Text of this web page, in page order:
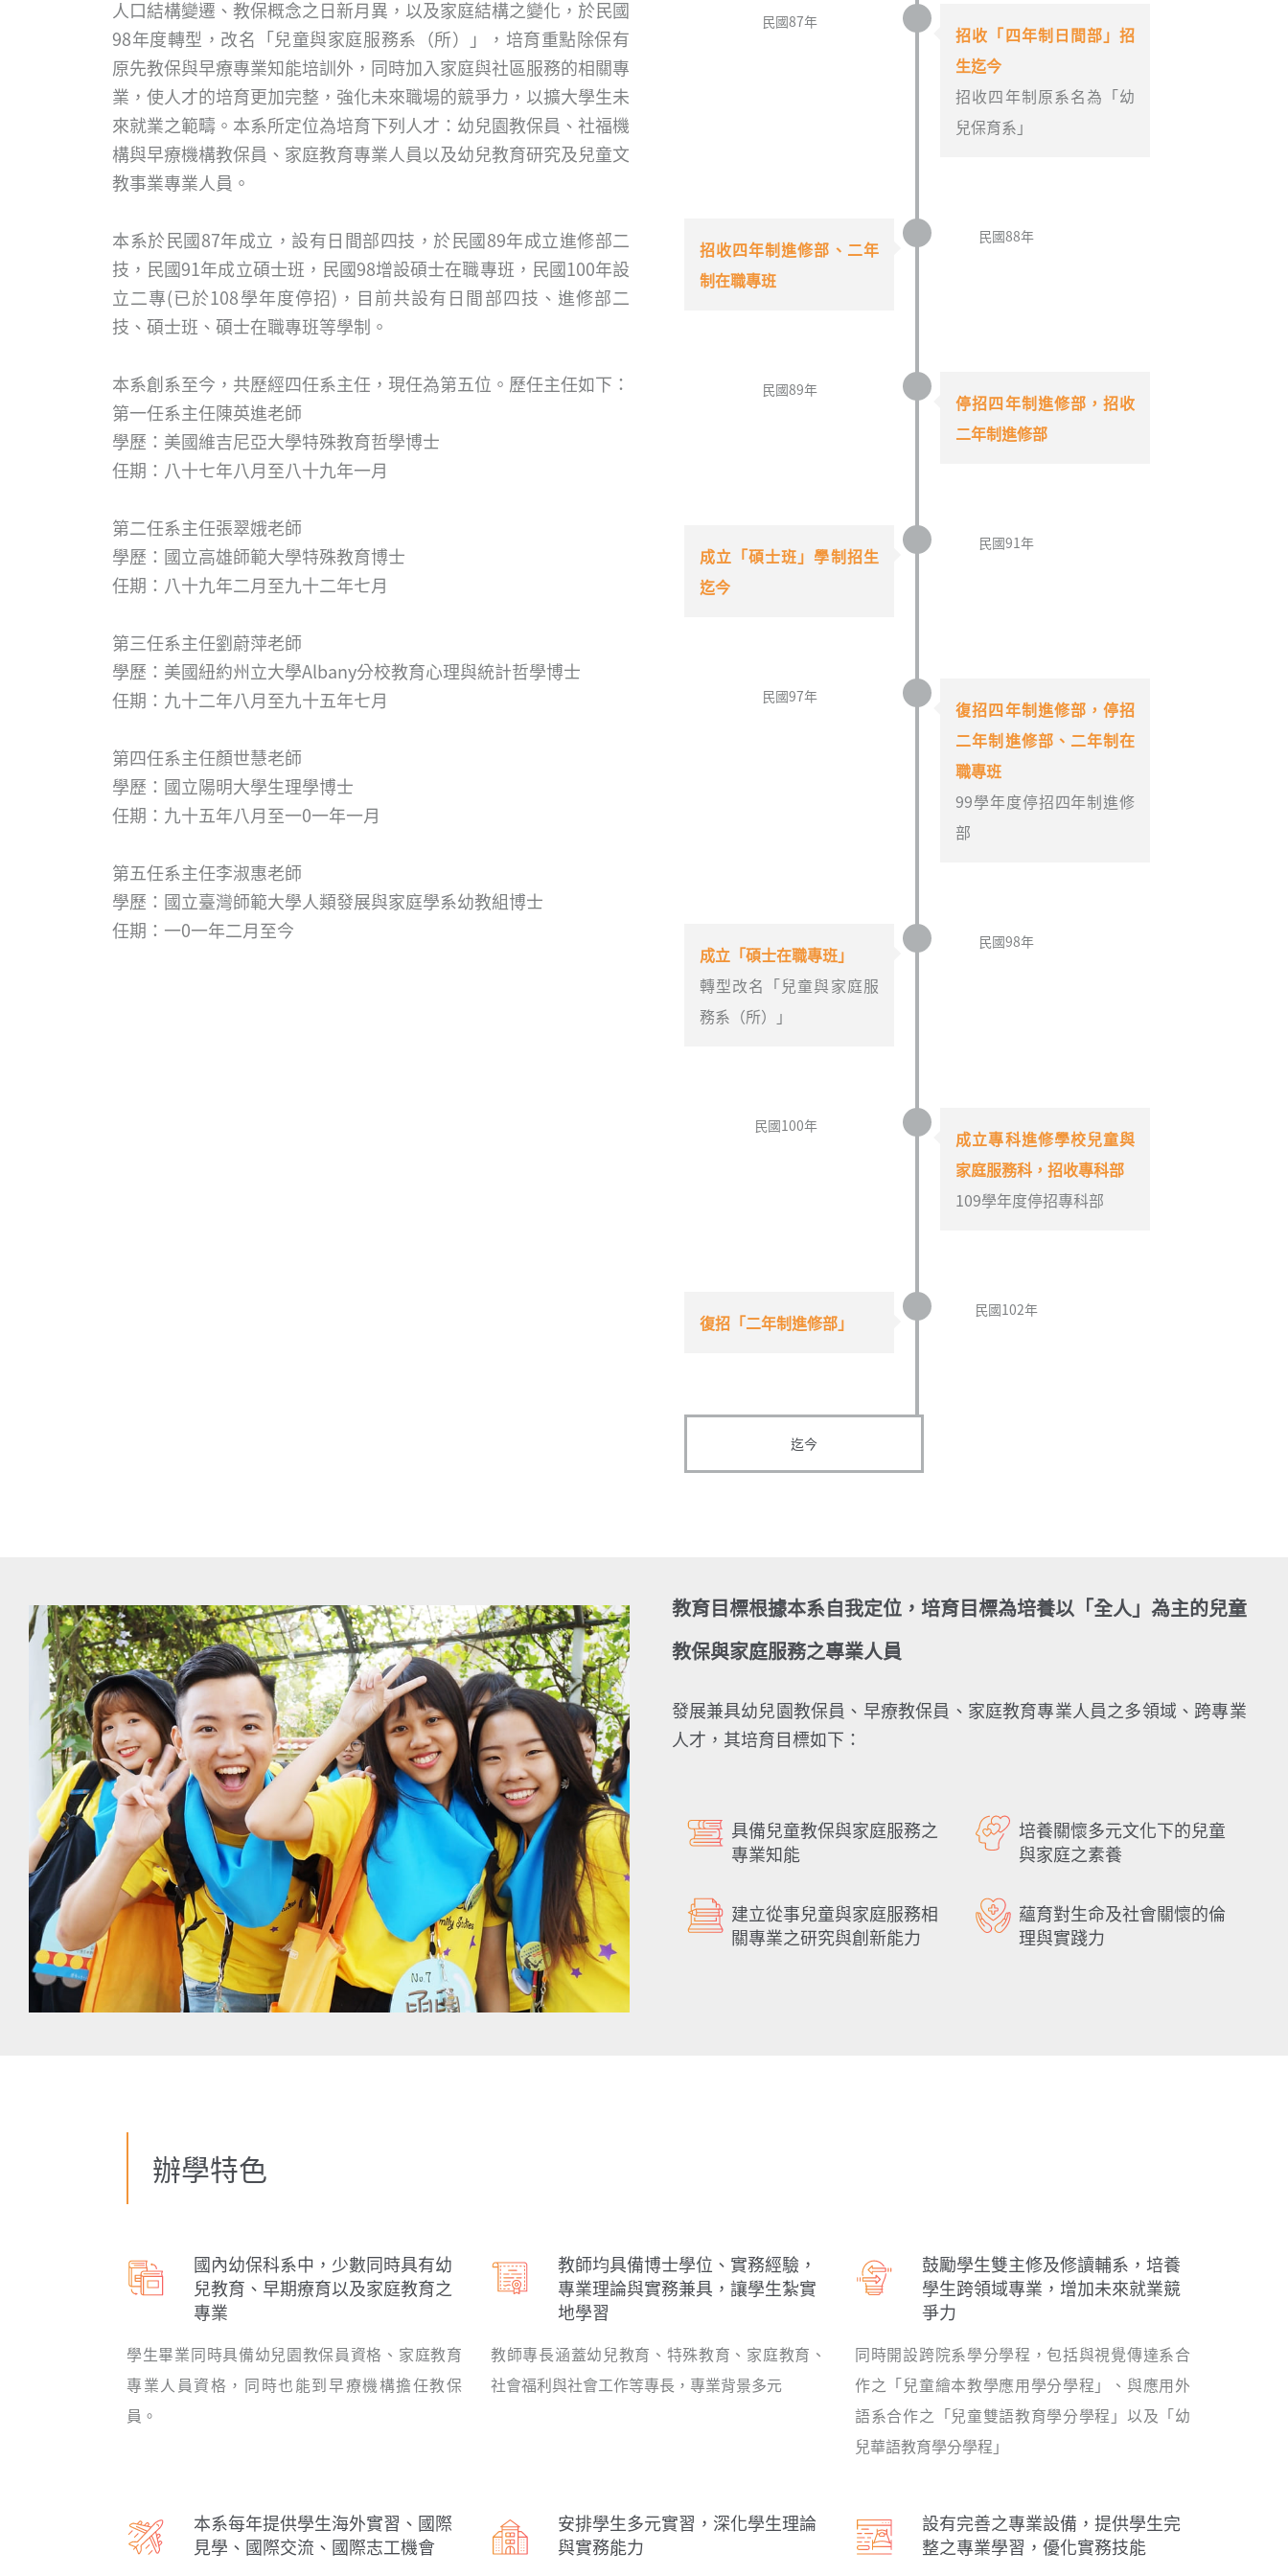
人口結構變遷、教保概念之日新月異，以及家庭結構之變化，於民國
98年度轉型，改名「兒童與家庭服務系（所）」，培育重點除保有
原先教保與早療專業知能培訓外，同時加入家庭與社區服務的相關專
業，使人才的培育更加完整，強化未來職場的競爭力，以擴大學生未
來就業之範疇。本系所定位為培育下列人才：幼兒園教保員、社福機
構與早療機構教保員、家庭教育專業人員以及幼兒教育研究及兒童文
教事業專業人員。
本系於民國87年成立，設有日間部四技，於民國89年成立進修部二
技，民國91年成立碩士班，民國98增設碩士在職專班，民國100年設
立二專(已於108學年度停招)，目前共設有日間部四技、進修部二
技、碩士班、碩士在職專班等學制。
本系創系至今，共歷經四任系主任，現任為第五位。歷任主任如下：
第一任系主任陳英進老師
學歷：美國維吉尼亞大學特殊教育哲學博士
任期：八十七年八月至八十九年一月
第二任系主任張翠娥老師
學歷：國立高雄師範大學特殊教育博士
任期：八十九年二月至九十二年七月
第三任系主任劉蔚萍老師
學歷：美國紐約州立大學Albany分校教育心理與統計哲學博士
任期：九十二年八月至九十五年七月
第四任系主任顏世慧老師
學歷：國立陽明大學生理學博士
任期：九十五年八月至一0一年一月
第五任系主任李淑惠老師
學歷：國立臺灣師範大學人類發展與家庭學系幼教組博士
任期：一0一年二月至今
招收「四年制日間部」招
生迄今
招收四年制原系名為「幼
兒保育系」
民國87年
招收四年制進修部、二年
制在職專班
民國88年
停招四年制進修部，招收
二年制進修部
民國89年
成立「碩士班」學制招生
迄今
民國91年
復招四年制進修部，停招
二年制進修部、二年制在
職專班
99學年度停招四年制進修
部
民國97年
成立「碩士在職專班」
轉型改名「兒童與家庭服
務系（所）」
民國98年
成立專科進修學校兒童與
家庭服務科，招收專科部
109學年度停招專科部
民國100年
復招「二年制進修部」
民國102年
迄今
教育目標根據本系自我定位，培育目標為培養以「全人」為主的兒童
教保與家庭服務之專業人員
發展兼具幼兒園教保員、早療教保員、家庭教育專業人員之多領域、跨專業
人才，其培育目標如下：
具備兒童教保與家庭服務之
專業知能
培養關懷多元文化下的兒童
與家庭之素養
建立從事兒童與家庭服務相
關專業之研究與創新能力
蘊育對生命及社會關懷的倫
理與實踐力
辦學特色
國內幼保科系中，少數同時具有幼
兒教育、早期療育以及家庭教育之
專業
學生畢業同時具備幼兒園教保員資格、家庭教育
專業人員資格，同時也能到早療機構擔任教保
員。
教師均具備博士學位、實務經驗，
專業理論與實務兼具，讓學生紮實
地學習
教師專長涵蓋幼兒教育、特殊教育、家庭教育、
社會福利與社會工作等專長，專業背景多元
鼓勵學生雙主修及修讀輔系，培養
學生跨領域專業，增加未來就業競
爭力
同時開設跨院系學分學程，包括與視覺傳達系合
作之「兒童繪本教學應用學分學程」、與應用外
語系合作之「兒童雙語教育學分學程」以及「幼
兒華語教育學分學程」
本系每年提供學生海外實習、國際
見學、國際交流、國際志工機會
安排學生多元實習，深化學生理論
與實務能力
設有完善之專業設備，提供學生完
整之專業學習，優化實務技能